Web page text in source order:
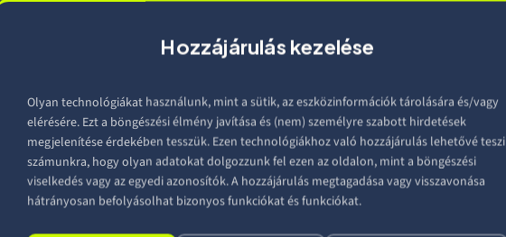
Hozzájárulás kezelése
Olyan technológiákat használunk, mint a sütik, az eszközinformációk tárolására és/vagy
elérésére. Ezt a böngészési élmény javítása és (nem) személyre szabott hirdetések
megjelenítése érdekében tesszük. Ezen technológiákhoz való hozzájárulás lehetővé teszi
számunkra, hogy olyan adatokat dolgozzunk fel ezen az oldalon, mint a böngészési
viselkedés vagy az egyedi azonosítók. A hozzájárulás megtagadása vagy visszavonása
hátrányosan befolyásolhat bizonyos funkciókat és funkciókat.
és a partneri bizalom alapé...